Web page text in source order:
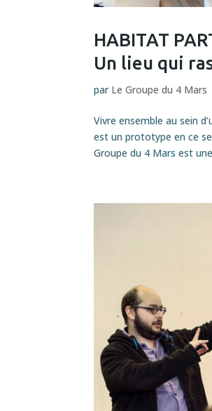
HABITAT
Un lieu qui
par Le Groupe du 4 Mars
Vivre ensemble au sein
est un prototype en ce
Groupe du 4 Mars est